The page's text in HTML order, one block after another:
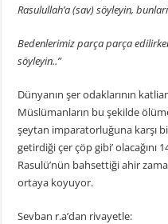
Rasulullah’a (sav) söyleyin,
Bedenlerimiz parça parça
söyleyin..”
Dünyanın şer odaklarının
Müslümanların bu şekilde
şeytan imparatorluğuna karşı
getirdiği çer çöp gibi’ olacağını
Rasulü’nün bahsettiği ahir
ortaya koyuyor.
Sevban r.a’dan rivayetle: